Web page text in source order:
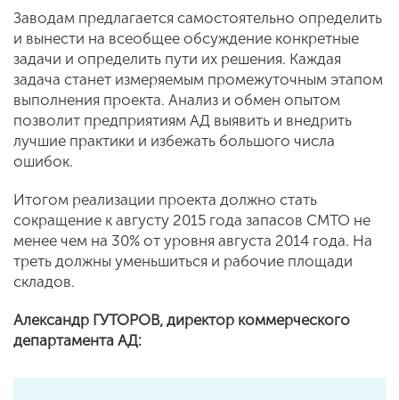
Заводам предлагается самостоятельно определить
и вынести на всеобщее обсуждение конкретные
задачи и определить пути их решения. Каждая
задача станет измеряемым промежуточным этапом
выполнения проекта. Анализ и обмен опытом
позволит предприятиям АД выявить и внедрить
лучшие практики и избежать большого числа
ошибок.
Итогом реализации проекта должно стать
сокращение к августу 2015 года запасов СМТО не
менее чем на 30% от уровня августа 2014 года. На
треть должны уменьшиться и рабочие площади
складов.
Александр ГУТОРОВ, директор коммерческого
департамента АД: